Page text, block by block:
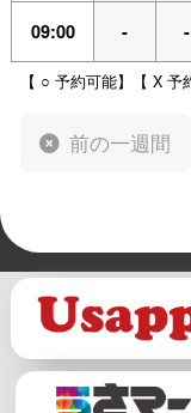
09:00 - -
【 ○ 予約可能】【 X 予
前の一週間